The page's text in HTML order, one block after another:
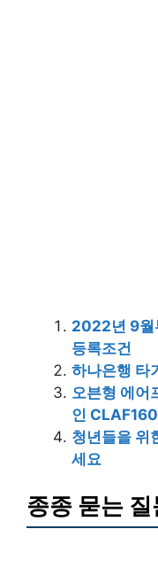
2022년 9월
등록조건
하나은행 타
오븐형 에어
인
청년들을 위
세요
종종 묻는 질